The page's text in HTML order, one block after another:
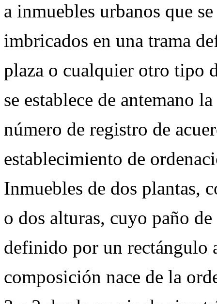
a inmuebles urbanos que
imbricados en una trama
plaza o cualquier otro tipo
se establece de antemano
número de registro de
establecimiento de
Inmuebles de dos plantas,
o dos alturas, cuyo paño de
definido por un rectángulo
composición nace de la